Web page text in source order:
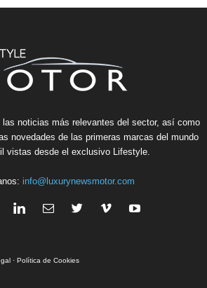
noticias más relevantes del sector, así como
novedades de las primeras marcas del mundo
vistas desde el exclusivo Lifestyle.
info@luxurynewsmotor.com
· Política de Cookies